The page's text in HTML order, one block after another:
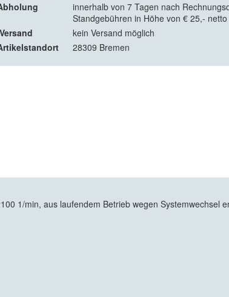
innerhalb von 7 Tagen nach
Standgebühren in Höhe von € 25,-
Versand
kein Versand möglich
28309 Bremen
1/min, aus laufendem Betrieb wegen Systemwechsel